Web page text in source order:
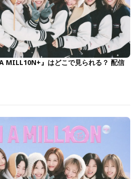
MILL10N+』はどこで見られる？ 配信